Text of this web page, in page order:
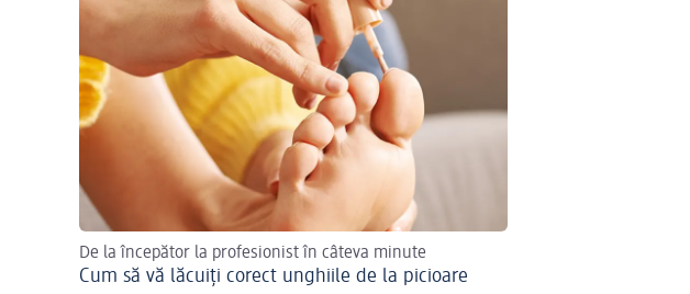
De la începător la profesionist în câteva minute
Cum să vă lăcuiți corect unghiile de la picioare